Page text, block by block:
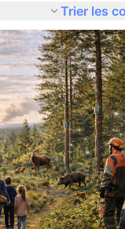
Trier les